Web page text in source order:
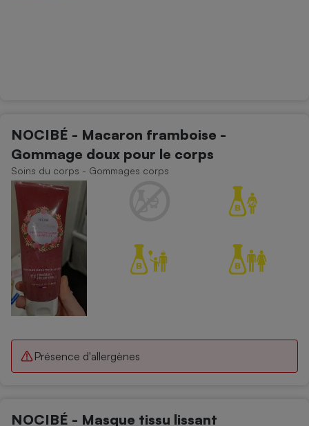
NOCIBÉ - Macaron framboise -
Gommage doux pour le corps
Soins du corps - Gommages corps
Présence d'allergènes
NOCIBÉ - Masque tissu lissant